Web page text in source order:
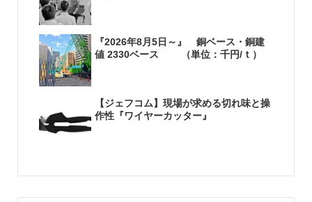
『2026年8月5日～』 銅ベース・銅建
値 2330ベース （単位：千円/ｔ）
【ジェフコム】現場が求める切れ味と操
作性『ワイヤーカッター』